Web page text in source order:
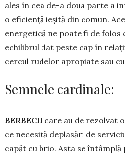
ales în cea de-a doua parte a
o eficiență ieșită din comun.
energetică ne poate fi de folos
echilibrul dat peste cap în
cercul rudelor apropiate sau
Semnele cardinale:
BERBECII care au de rezolvat
ce necesită depla­sări de
capăt cu brio. Asta se întâmplă